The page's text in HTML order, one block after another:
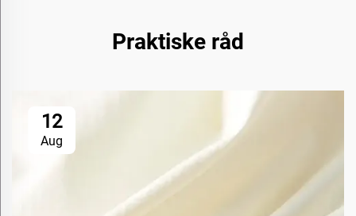
Praktiske råd
12
Aug